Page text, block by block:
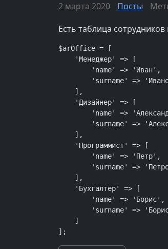
2 марта 2020 Посты
Есть таблица
$arOffice = [
];